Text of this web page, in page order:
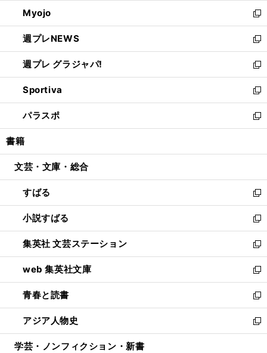
く
で
開
く
ド
ウ
で
開
く
ィ
ン
ド
ウ
で
開
く
Myojo
新
し
い
ウ
ィ
ン
ド
ウ
で
開
週プレNEWS
新
し
い
ウ
ィ
ン
ド
ウ
開
週プレ グラジャパ!
新
し
い
ウ
ィ
ン
ウ
開
く
Sportiva
新
し
い
ウ
ン
ウ
で
開
く
パラスポ
新
し
ウ
ン
ド
ウ
で
開
く
書籍
文芸・文庫・総合
すばる
新
し
い
ウ
ィ
ン
ド
ウ
で
開
く
小説すばる
新
し
い
ウ
ィ
ン
ド
ウ
で
開
集英社 文芸ステーション
新
し
い
ウ
ィ
ン
ド
ウ
web 集英社文庫
新
し
い
ウ
ィ
ン
青春と読書
新
し
い
ウ
アジア人物史
新
し
学芸・ノンフィクション・新書